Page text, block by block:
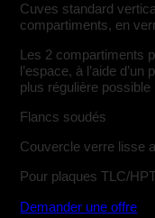
Cuves standard
compartiments, en
Les 2 compartiments
l’espace, à l’aide
plus régulière possible
Flancs soudés
Couvercle verre lisse
Pour plaques TLC/
Demander une offre